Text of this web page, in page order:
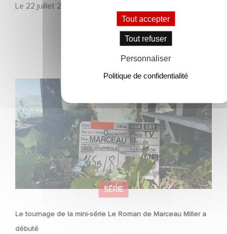
Le 22 juillet 2026
SÉRIE
Le tournage de la mini-série Le Roman de Marceau Miller a
débuté
Le tournage de la mini-série Le Roman de Marceau Miller
a débuté
Tout accepter
Tout refuser
Personnaliser
Politique de confidentialité